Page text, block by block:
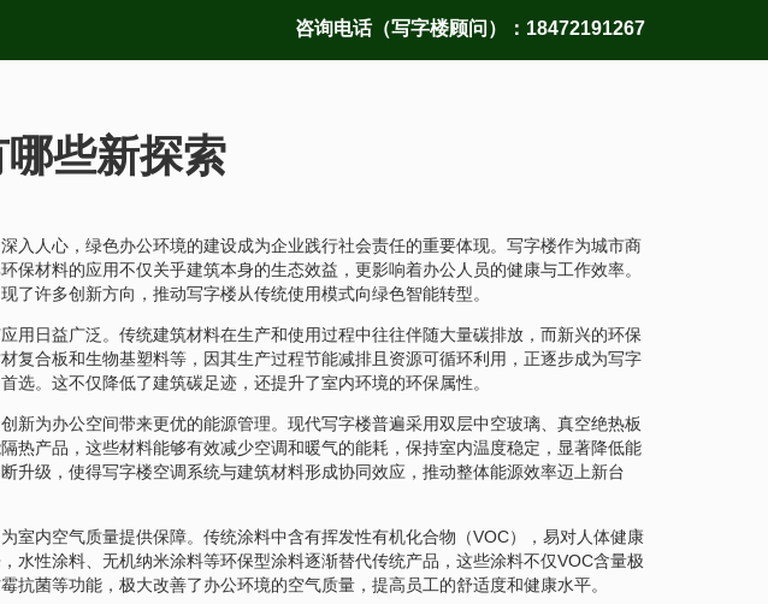
咨询电话（写字楼顾问）：18472191267
些新探索
入人心，绿色办公环境的建设成为企业践行社会责任的重要体现。写字楼作为城市商
保材料的应用不仅关乎建筑本身的生态效益，更影响着办公人员的健康与工作效率。
了许多创新方向，推动写字楼从传统使用模式向绿色智能转型。
用日益广泛。传统建筑材料在生产和使用过程中往往伴随大量碳排放，而新兴的环保
复合板和生物基塑料等，因其生产过程节能减排且资源可循环利用，正逐步成为写字
选。这不仅降低了建筑碳足迹，还提升了室内环境的环保属性。
新为办公空间带来更优的能源管理。现代写字楼普遍采用双层中空玻璃、真空绝热板
热产品，这些材料能够有效减少空调和暖气的能耗，保持室内温度稳定，显著降低能
升级，使得写字楼空调系统与建筑材料形成协同效应，推动整体能源效率迈上新台
室内空气质量提供保障。传统涂料中含有挥发性有机化合物（VOC），易对人体健康
水性涂料、无机纳米涂料等环保型涂料逐渐替代传统产品，这些涂料不仅VOC含量极
抗菌等功能，极大改善了办公环境的空气质量，提高员工的舒适度和健康水平。